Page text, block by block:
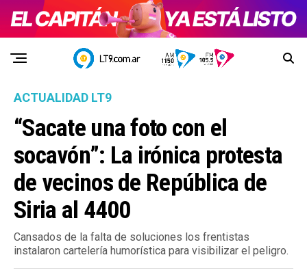
ACTUALIDAD LT9
“Sacate una foto con el
socavón”: La irónica protesta
de vecinos de República de
Siria al 4400
Cansados de la falta de soluciones los frentistas
instalaron cartelería humorística para visibilizar el peligro.